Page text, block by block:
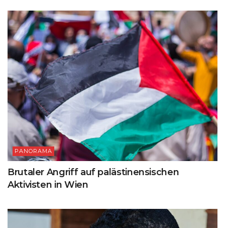
PANORAMA
Brutaler Angriff auf palästinensischen
Aktivisten in Wien